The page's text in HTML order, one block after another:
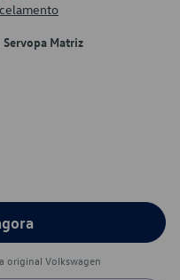
Servopa Matriz
original Volkswagen